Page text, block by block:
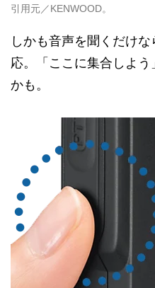
引用元／KENWOOD。
しかも音声を聞くだけ
応。「ここに集合しよ
かも。